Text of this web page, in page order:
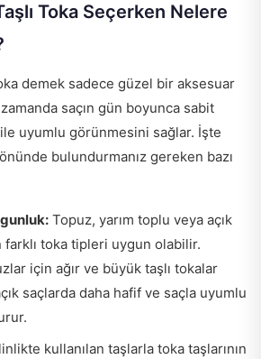
Toka Seçerken Nelere
demek sadece güzel bir aksesuar
saçın gün boyunca sabit
uyumlu görünmesini sağlar. İşte
bulundurmanız gereken bazı
Topuz, yarım toplu veya açık
toka tipleri uygun olabilir.
için ağır ve büyük taşlı tokalar
saçlarda daha hafif ve saçla uyumlu
kullanılan taşlarla toka taşlarının